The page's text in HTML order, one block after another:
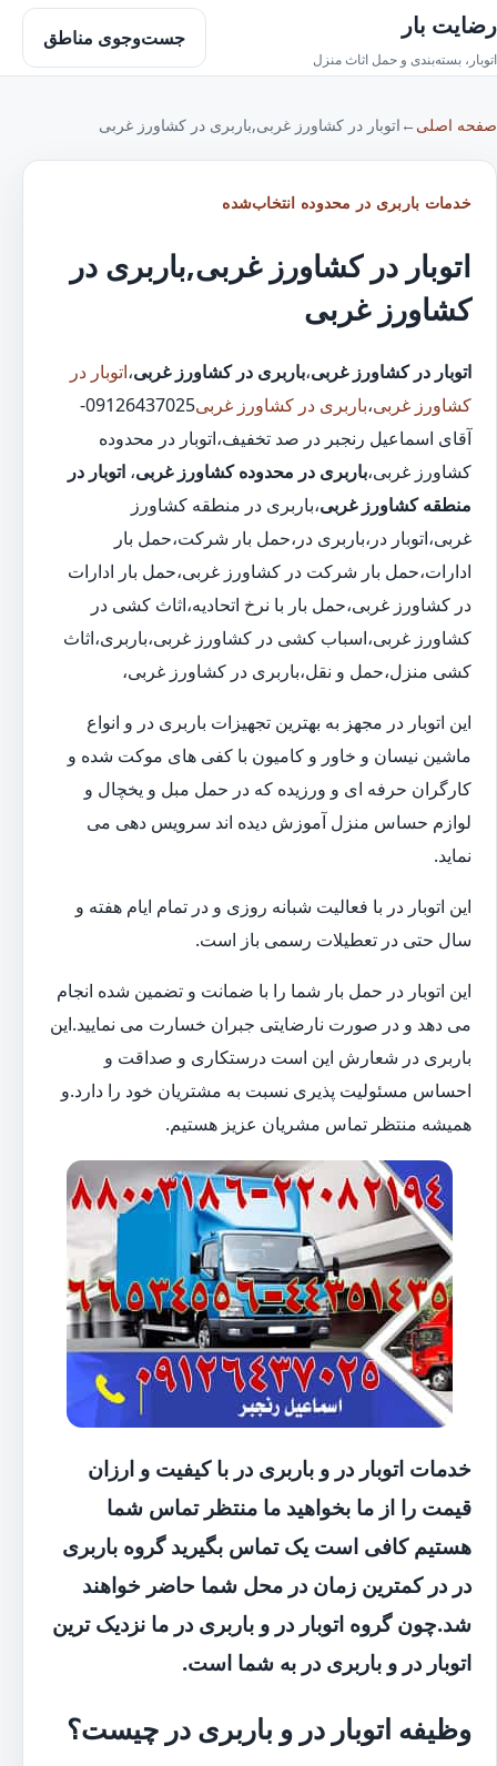
رضایت بار
اتوبار، بسته‌بندی و حمل اثاث منزل
جست‌وجوی مناطق
صفحه اصلی ← اتوبار در کشاورز غربی,باربری در کشاورز غربی
خدمات باربری در محدوده انتخاب‌شده
اتوبار در کشاورز غربی,باربری در
کشاورز غربی
اتوبار در کشاورز غربی،باربری در کشاورز غربی،اتوبار در
کشاورز غربی،باربری در کشاورز غربی
09126437025-
آقای اسماعیل رنجبر در صد تخفیف،اتوبار در محدوده
کشاورز غربی،باربری در محدوده کشاورز غربی، اتوبار در
منطقه کشاورز غربی،باربری در منطقه کشاورز
غربی،اتوبار در،باربری در،حمل بار شرکت،حمل بار
ادارات،حمل بار شرکت در کشاورز غربی،حمل بار ادارات
در کشاورز غربی،حمل بار با نرخ اتحادیه،اثاث کشی در
کشاورز غربی،اسباب کشی در کشاورز غربی،باربری،اثاث
کشی منزل،حمل و نقل،باربری در کشاورز غربی،
این اتوبار در مجهز به بهترین تجهیزات باربری در و انواع
ماشین نیسان و خاور و کامیون با کفی های موکت شده و
کارگران حرفه ای و ورزیده که در حمل مبل و یخچال و
لوازم حساس منزل آموزش دیده اند سرویس دهی می
نماید.
این اتوبار در با فعالیت شبانه روزی و در تمام ایام هفته و
سال حتی در تعطیلات رسمی باز است.
این اتوبار در حمل بار شما را با ضمانت و تضمین شده انجام
می دهد و در صورت نارضایتی جبران خسارت می نمایید.این
باربری در شعارش این است درستکاری و صداقت و
احساس مسئولیت پذیری نسبت به مشتریان خود را دارد.و
همیشه منتظر تماس مشریان عزیز هستیم.
خدمات اتوبار در و باربری در با کیفیت و ارزان
قیمت را از ما بخواهید ما منتظر تماس شما
هستیم کافی است یک تماس بگیرید گروه باربری
در در کمترین زمان در محل شما حاضر خواهند
شد.چون گروه اتوبار در و باربری در ما نزدیک ترین
اتوبار در و باربری در به شما است.
وظیفه اتوبار در و باربری در چیست؟